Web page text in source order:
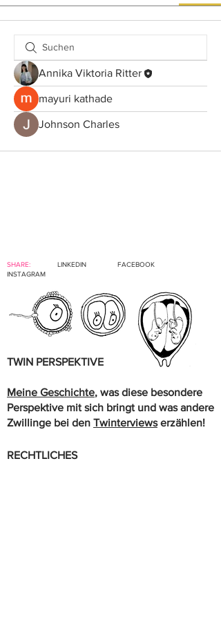
Annika Viktoria Ritter
mayuri kathade
Johnson Charles
SHARE: LINKEDIN
FACEBOOK
INSTAGRAM
TWIN PERSPEKTIVE
Meine Geschichte, was diese besondere
Perspektive mit sich bringt und was andere
Zwillinge bei den Twinterviewserzählen!
RECHTLICHES